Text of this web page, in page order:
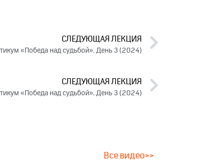
СЛЕДУЮЩАЯ ЛЕКЦИЯ
«Победа над судьбой». День 3 (2024)
СЛЕДУЮЩАЯ ЛЕКЦИЯ
«Победа над судьбой». День 3 (2024)
Все видео>>